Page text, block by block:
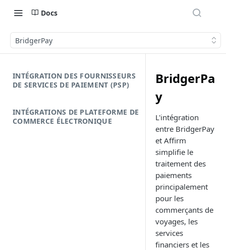
Docs
BridgerPay
INTÉGRATION DES FOURNISSEURS
DE SERVICES DE PAIEMENT (PSP)
INTÉGRATIONS DE PLATEFORME DE
COMMERCE ÉLECTRONIQUE
BridgerPa
y
L'intégration
entre BridgerPay
et Affirm
simplifie le
traitement des
paiements
principalement
pour les
commerçants de
voyages, les
services
financiers et les